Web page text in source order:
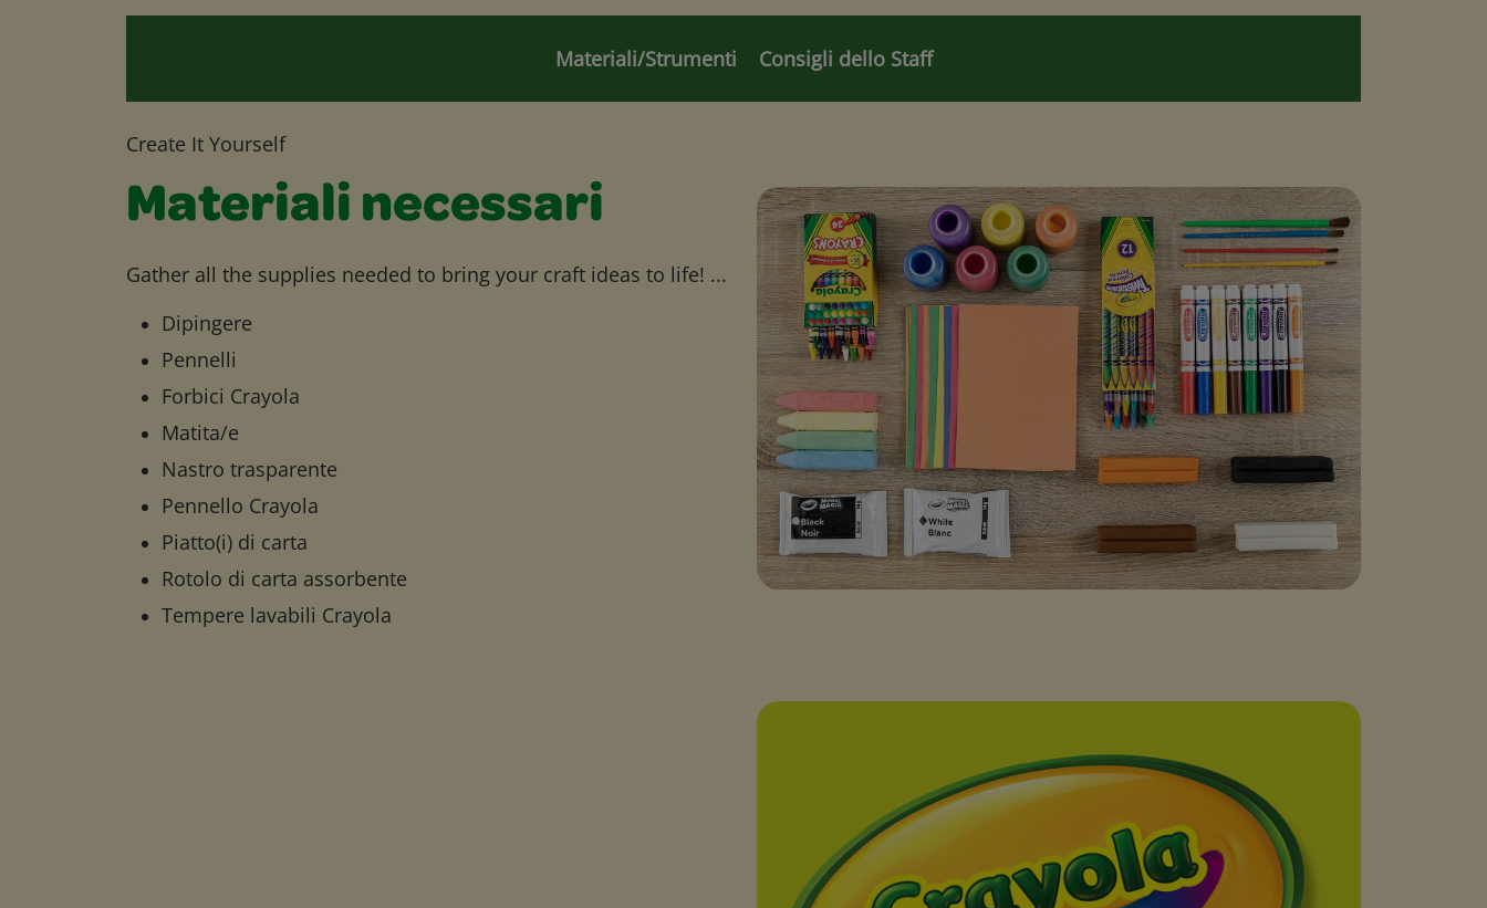
Materiali/Strumenti Consigli dello Staff
Create It Yourself
Materiali necessari
Gather all the supplies needed to bring your craft ideas to life! ...
Dipingere
Pennelli
Forbici Crayola
Matita/e
Nastro trasparente
Pennello Crayola
Piatto(i) di carta
Rotolo di carta assorbente
Tempere lavabili Crayola